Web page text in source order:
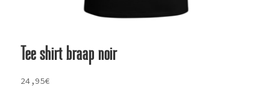
Tee shirt braap noir
24,95€